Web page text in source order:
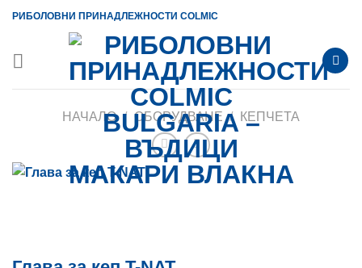
SkipРИБОЛОВНИ ПРИНАДЛЕЖНОСТИ COLMIC
НАЧАЛО / ОБОРУДВАНЕ / КЕПЧЕТА